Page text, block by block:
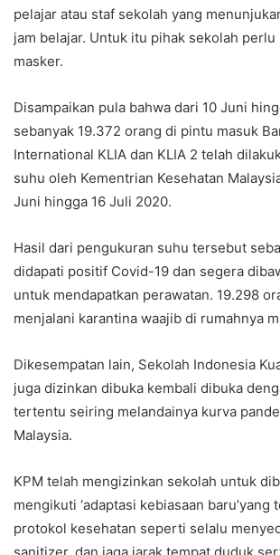
pelajar atau staf sekolah yang
jam belajar. Untuk itu pihak sekolah perlu
masker.
Disampaikan pula bahwa dari 10 Juni
sebanyak 19.372 orang di pintu masuk
International KLIA dan KLIA 2 telah
suhu oleh Kementrian Kesehatan
Juni hingga 16 Juli 2020.
Hasil dari pengukuran suhu tersebut
didapati positif Covid-19 dan segera
untuk mendapatkan perawatan. 19.298
menjalani karantina waajib di rumahnya
Dikesempatan lain, Sekolah Indonesia
juga dizinkan dibuka kembali dibuka
tertentu seiring melandainya kurva
Malaysia.
KPM telah mengizinkan sekolah untuk
mengikuti ‘adaptasi kebiasaan baru’yang
protokol kesehatan seperti selalu